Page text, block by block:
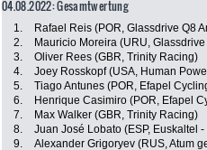
04.08.2022: Gesamtwertung
1. Rafael Reis (POR, Glassdrive Q8
2.
Mauricio Moreira (URU,
3.
Oliver Rees (GBR, Trinity Racing)
4.
Joey Rosskopf (USA, Human
5.
Tiago Antunes (POR, Efapel
6.
Henrique Casimiro (POR, Efapel
7.
Max Walker (GBR, Trinity Racing)
8.
Juan José Lobato (ESP, Euskaltel
9.
Alexander Grigoryev (RUS, Atum